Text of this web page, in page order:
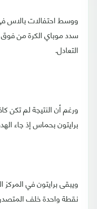
ووسط احتفالات بالاس
سدد موباي الكرة من فوق
التعادل.
ورغم أن النتيجة لم تكن
برايتون بحماس إذ جاء
نقطة واحدة خلف المتصدر